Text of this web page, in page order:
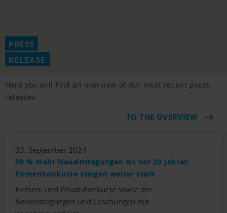
PRESS
RELEASE
Here you will find an overview of our most recent press
releases.
TO THE OVERVIEW
03. September 2024
50 % mehr Neueintragungen als vor 20 Jahren,
Firmenkonkurse steigen weiter stark
Firmen- und Privat-Konkurse sowie der
Neueintragungen und Löschungen mit